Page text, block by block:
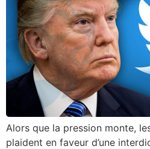
Alors que la pression monte,
plaident en faveur d’une